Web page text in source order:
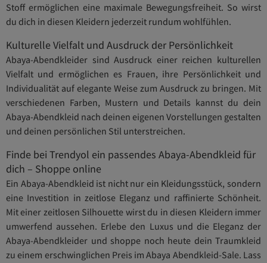
Stoff ermöglichen eine maximale Bewegungsfreiheit. So wirst
du dich in diesen Kleidern jederzeit rundum wohlfühlen.
Kulturelle Vielfalt und Ausdruck der Persönlichkeit
Abaya-Abendkleider sind Ausdruck einer reichen kulturellen
Vielfalt und ermöglichen es Frauen, ihre Persönlichkeit und
Individualität auf elegante Weise zum Ausdruck zu bringen. Mit
verschiedenen Farben, Mustern und Details kannst du dein
Abaya-Abendkleid nach deinen eigenen Vorstellungen gestalten
und deinen persönlichen Stil unterstreichen.
Finde bei Trendyol ein passendes Abaya-Abendkleid für
dich – Shoppe online
Ein Abaya-Abendkleid ist nicht nur ein Kleidungsstück, sondern
eine Investition in zeitlose Eleganz und raffinierte Schönheit.
Mit einer zeitlosen Silhouette wirst du in diesen Kleidern immer
umwerfend aussehen. Erlebe den Luxus und die Eleganz der
Abaya-Abendkleider und shoppe noch heute dein Traumkleid
zu einem erschwinglichen Preis im Abaya Abendkleid-Sale. Lass